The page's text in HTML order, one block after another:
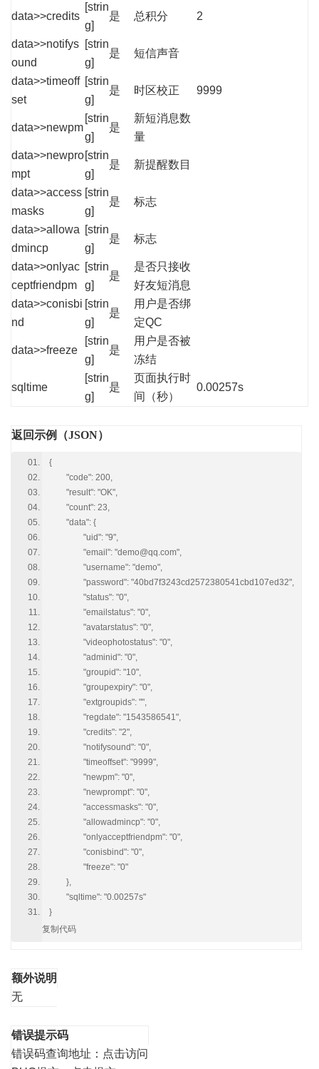
data>>credits
[strin
g]
是 总积分 2
data>>notifys
ound
[strin
g]
是 短信声音
data>>timeoff
set
[strin
g]
是 时区校正 9999
data>>newpm
[strin
g]
是
新短消息数
量
data>>newpro
mpt
[strin
g]
是 新提醒数目
data>>access
masks
[strin
g]
是 标志
data>>allowa
dmincp
[strin
g]
是 标志
data>>onlyac
ceptfriendpm
[strin
g]
是
是否只接收
好友短消息
data>>conisbi
nd
[strin
g]
是
用户是否绑
定QC
data>>freeze
[strin
g]
是
用户是否被
冻结
sqltime
[strin
g]
是
页面执行时
间（秒）
0.00257s
返回示例（JSON）
{
"code": 200,
"result": "OK",
"count": 23,
"data": {
"uid": "9",
"email": "demo@qq.com",
"username": "demo",
"password": "40bd7f3243cd2572380541cbd107ed32",
"status": "0",
"emailstatus": "0",
"avatarstatus": "0",
"videophotostatus": "0",
"adminid": "0",
"groupid": "10",
"groupexpiry": "0",
"extgroupids": "",
"regdate": "1543586541",
"credits": "2",
"notifysound": "0",
"timeoffset": "9999",
"newpm": "0",
"newprompt": "0",
"accessmasks": "0",
"allowadmincp": "0",
"onlyacceptfriendpm": "0",
"conisbind": "0",
"freeze": "0"
},
"sqltime": "0.00257s"
}
复制代码
额外说明
无
错误提示码
错误码查询地址： 点击访问